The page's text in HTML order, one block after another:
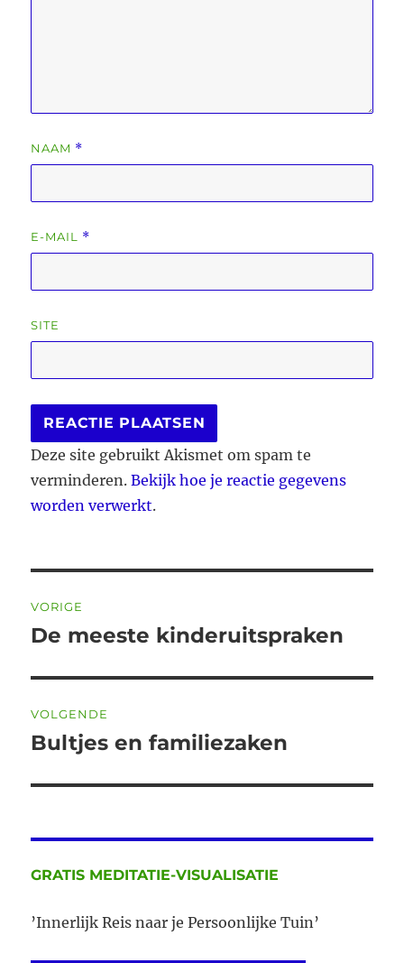
NAAM *
E-MAIL *
SITE
Deze site gebruikt Akismet om spam te
verminderen.Bekijk hoe je reactie gegevens
worden verwerkt.
navigatie
VORIGE
Vorig
De meeste kinderuitspraken
VOLGENDE
Volgend
Bultjes en familiezaken
GRATIS MEDITATIE-VISUALISATIE
’Innerlijk Reis naar je Persoonlijke Tuin’